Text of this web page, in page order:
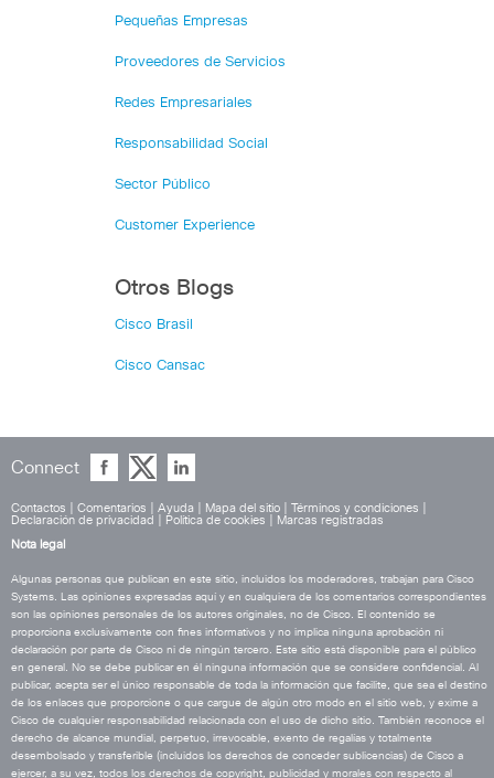
Pequeñas Empresas
Proveedores de Servicios
Redes Empresariales
Responsabilidad Social
Sector Público
Customer Experience
Otros Blogs
Cisco Brasil
Cisco Cansac
Connect
Contactos Comentarios Ayuda Mapa del sitio Términos y condiciones
Declaración de privacidad
Política de cookies
Marcas registradas
Nota legal
Algunas personas que publican en este sitio, incluidos los moderadores, trabajan para Cisco
Systems. Las opiniones expresadas aquí y en cualquiera de los comentarios correspondientes
son las opiniones personales de los autores originales, no de Cisco. El contenido se
proporciona exclusivamente con fines informativos y no implica ninguna aprobación ni
declaración por parte de Cisco ni de ningún tercero. Este sitio está disponible para el público
en general. No se debe publicar en él ninguna información que se considere confidencial. Al
publicar, acepta ser el único responsable de toda la información que facilite, que sea el destino
de los enlaces que proporcione o que cargue de algún otro modo en el sitio web, y exime a
Cisco de cualquier responsabilidad relacionada con el uso de dicho sitio. También reconoce el
derecho de alcance mundial, perpetuo, irrevocable, exento de regalías y totalmente
desembolsado y transferible (incluidos los derechos de conceder sublicencias) de Cisco a
ejercer, a su vez, todos los derechos de copyright, publicidad y morales con respecto al